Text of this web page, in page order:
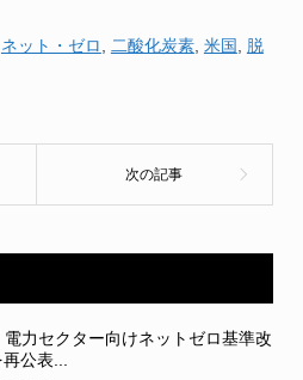
ネット・ゼロ 二酸化炭素, 米国
脱
電力セクター向けネットゼロ基準改
公表...